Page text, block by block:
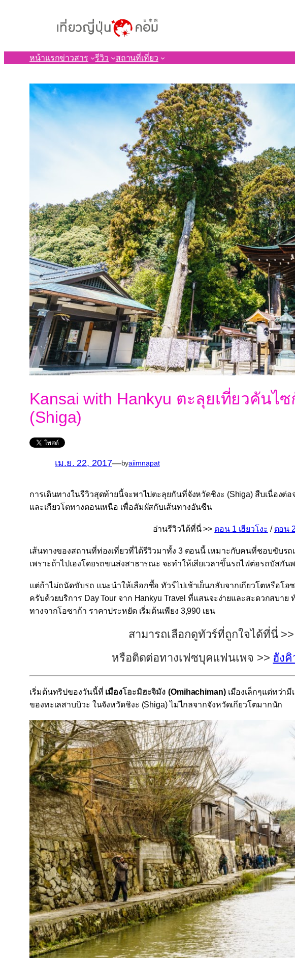
หน้าแรกข่าวสาร รีวิว สถานที่เที่ยว
Kansai with Hankyu ตะลุยเที่ยวคันไ
(Shiga)
เม.ย. 22, 2017—byaiimnapat
การเดินทางในรีวิวสุดท้ายนี้จะพาไปตะลุยกันที่จังหวัดชิงะ (Shiga) สืบเนื่องต่อ
และเกียวโตทางตอนเหนือ เพื่อสัมผัสกับเส้นทางอันซีน
อ่านรีวิวได้ที่นี่ >> ตอน 1 เฮียวโงะ / ตอน
เส้นทางของสถานที่ท่องเที่ยวที่ได้รีวิวมาทั้ง 3 ตอนนี้ เหมาะกับคนที่ชอบขับรถ
เพราะถ้าไปเองโดยรถขนส่งสาธารณะ จะทำให้เสียเวลาขึ้นรถไฟต่อรถบัสกัน
แต่ถ้าไม่ถนัดขับรถ แนะนำให้เลือกซื้อ ทัวร์ไปเช้าเย็นกลับจากเกียวโตหรือโอ
ครับด้วยบริการ Day Tour จาก Hankyu Travelที่แสนจะง่ายและสะดวกสบาย
ทางจากโอซาก้า ราคาประหยัด เริ่มต้นเพียง 3,990 เยน
สามารถเลือกดูทัวร์ที่ถูกใจได้ที่นี่ >>
หรือติดต่อทางเฟซบุคแฟนเพจ >> ฮังคิ
เริ่มต้นทริปของวันนี้ที่ เมืองโอะมิฮะจิมัง (Omihachiman) เมืองเล็กๆแต่ทว่า
ของทะเลสาบบิวะ ในจังหวัดชิงะ (Shiga)ไม่ไกลจากจังหวัดเกียวโตมากนัก